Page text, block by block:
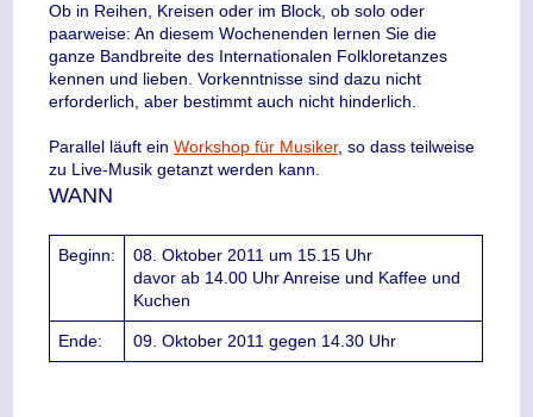
Ob in Reihen, Kreisen oder im Block, ob solo oder
paarweise: An diesem Wochenenden lernen Sie die
ganze Bandbreite des Internationalen Folkloretanzes
kennen und lieben. Vorkenntnisse sind dazu nicht
erforderlich, aber bestimmt auch nicht hinderlich.
Parallel läuft einWorkshop für Musiker, so dass teilweise
zu Live-Musik getanzt werden kann.
WANN
Beginn:
08. Oktober 2011 um 15.15 Uhr
davor ab 14.00 Uhr Anreise und Kaffee und
Kuchen
Ende: 09. Oktober 2011 gegen 14.30 Uhr